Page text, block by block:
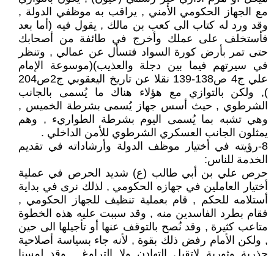
مع الجهاز الحكومي الأمني , يراقب به موظفي الدولة ,
وقد ورد له كتاب الى كعب بن مالك , يقول فيه (أما بعد
فأستخلف على عملك وأخرج في طائفة من أصحابك
حتى تمر بأرض كورة السواد فتسأل عن عمالي , وتنظر
في سيرتهم فيما بين دجلة والعذيب)(موسوعة الإمام
علي ج4 ص138-139 نقلا عن تاريخ اليعقوبي ج2ص204
), ولكن بالتوازي مع هؤلاء هناك ما يُسمى بالجانب
الشرطوي , حيث أسس جهاز يُسمى بشرطة الخميس ,
وهي تشبه بما يُسمى اليوم بشرطة الطواريء , وهم
يمثلون الجانب العسكري الشرطوي للأمن الداخلي .
8-رؤيته في أختيار موظف الدولة وأرشاداته في تقديم
الخدمة للناس:
حرص علي بن أبي طالب (ع) شديد الحرص في عملية
أختيار العاملين في جهازه الحكومي , لذلك نرى في بداية
أستلامه للحكم , قام بعملية تنظيف للجهاز الحكومي ,
فقام بطرد الفاسدين منه , وقد سببت عليه هذه الخطوة
متاعب كثيرة , وقد نُصح بالتوقف عنها أو تأجيلها الى حين
, ولكن الأمام رفض ذلك بقوة , لأنه جاء بسياسة أصلاحية